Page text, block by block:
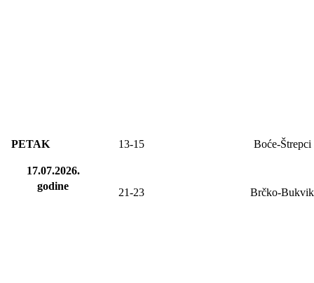
PETAK
17.07.2026.
godine
13-15 Boće-Štrepci
21-23 Brčko-Bukvik